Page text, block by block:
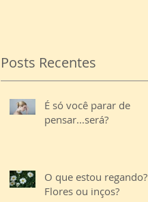
Posts Recentes
É só você parar de
pensar...será?
O que estou regando?
Flores ou inços?